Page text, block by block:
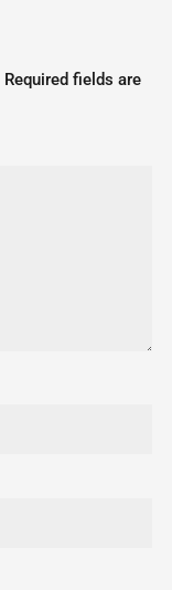
Required fields are